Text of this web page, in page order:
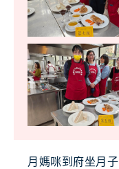
月媽咪到府坐月子